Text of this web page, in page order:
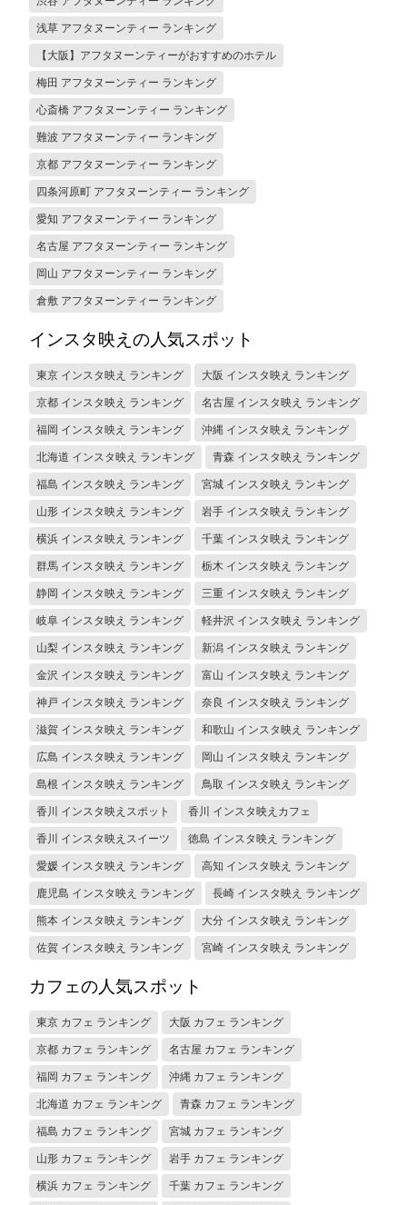
浅草 アフタヌーンティー ランキング
【大阪】アフタヌーンティーがおすすめのホテル
梅田 アフタヌーンティー ランキング
心斎橋 アフタヌーンティー ランキング
難波 アフタヌーンティー ランキング
京都 アフタヌーンティー ランキング
四条河原町 アフタヌーンティー ランキング
愛知 アフタヌーンティー ランキング
名古屋 アフタヌーンティー ランキング
岡山 アフタヌーンティー ランキング
倉敷 アフタヌーンティー ランキング
インスタ映えの人気スポット
東京 インスタ映え ランキング 大阪 インスタ映え ランキング
京都 インスタ映え ランキング 名古屋 インスタ映え ランキング
福岡 インスタ映え ランキング 沖縄 インスタ映え ランキング
北海道 インスタ映え ランキング 青森 インスタ映え ランキング
福島 インスタ映え ランキング 宮城 インスタ映え ランキング
山形 インスタ映え ランキング 岩手 インスタ映え ランキング
横浜 インスタ映え ランキング 千葉 インスタ映え ランキング
群馬 インスタ映え ランキング 栃木 インスタ映え ランキング
静岡 インスタ映え ランキング 三重 インスタ映え ランキング
岐阜 インスタ映え ランキング 軽井沢 インスタ映え ランキング
山梨 インスタ映え ランキング 新潟 インスタ映え ランキング
金沢 インスタ映え ランキング 富山 インスタ映え ランキング
神戸 インスタ映え ランキング 奈良 インスタ映え ランキング
滋賀 インスタ映え ランキング 和歌山 インスタ映え ランキング
広島 インスタ映え ランキング 岡山 インスタ映え ランキング
島根 インスタ映え ランキング 鳥取 インスタ映え ランキング
香川 インスタ映えスポット 香川 インスタ映えカフェ
香川 インスタ映えスイーツ 徳島 インスタ映え ランキング
愛媛 インスタ映え ランキング 高知 インスタ映え ランキング
鹿児島 インスタ映え ランキング 長崎 インスタ映え ランキング
熊本 インスタ映え ランキング 大分 インスタ映え ランキング
佐賀 インスタ映え ランキング 宮崎 インスタ映え ランキング
カフェの人気スポット
東京 カフェ ランキング 大阪 カフェ ランキング
京都 カフェ ランキング 名古屋 カフェ ランキング
福岡 カフェ ランキング 沖縄 カフェ ランキング
北海道 カフェ ランキング 青森 カフェ ランキング
福島 カフェ ランキング 宮城 カフェ ランキング
山形 カフェ ランキング 岩手 カフェ ランキング
横浜 カフェ ランキング 千葉 カフェ ランキング